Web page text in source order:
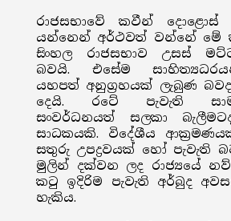
රාජසභාවේ කවීන් දොළොස්
යන්නෙන් අර්ථවත් වන්නේ මේ
සිංහල රාජසභාව උසස්
බවයි. එසේම
යහපත් අනුග්‍රහයක් ලැබුණ
දෙයි. රටේ පැවැති
සංවර්ධනයත් සලකා
සාධකයකි. විදේශීය
සතුරු උපද්‍රවයක් හෝ පැවැති
මුලින් දක්වන ලද රාජ්‍යයේ
කටු ඉදිරිම පැවැති අර්බුද
හැකිය.